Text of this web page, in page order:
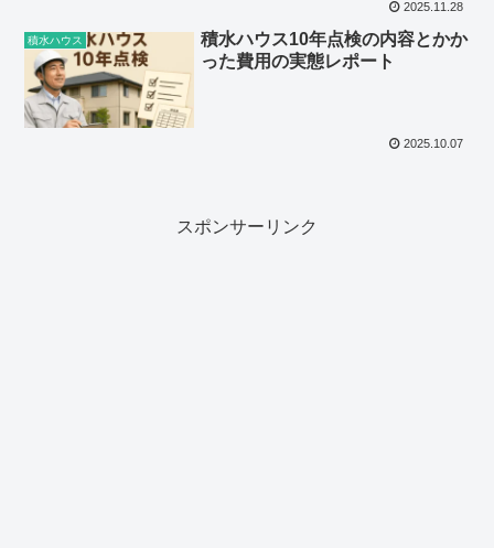
2025.11.28
積水ハウス
積水ハウス10年点検の内容とかか
った費用の実態レポート
2025.10.07
スポンサーリンク